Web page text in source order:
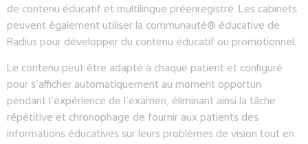
de contenu éducatif et multilingue préenregistré. Les cabinets
peuvent également utiliser la communauté® éducative de
Radius pour développer du contenu éducatif ou promotionnel.
Le contenu peut être adapté à chaque patient et configuré
pour s’afficher automatiquement au moment opportun
pendant l’expérience de l’examen, éliminant ainsi la tâche
répétitive et chronophage de fournir aux patients des
informations éducatives sur leurs problèmes de vision tout en